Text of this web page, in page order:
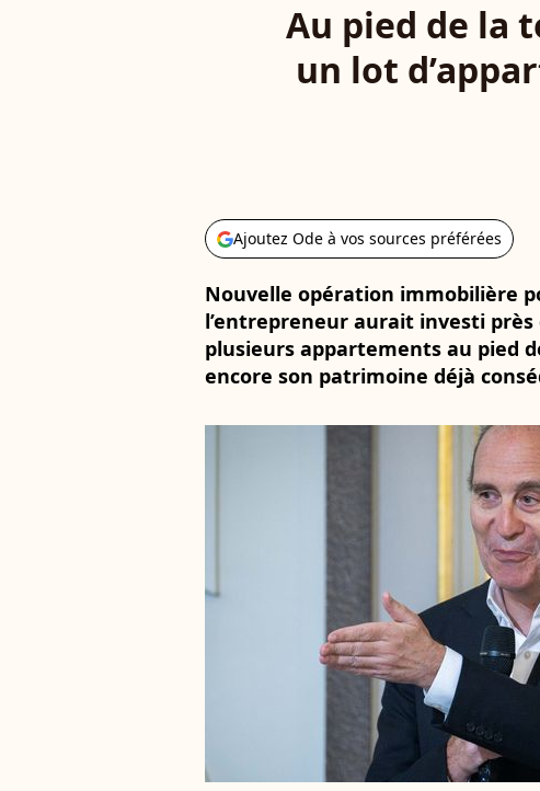
Au pied de la
un lot
Ajoutez Ode à vos sources préférées
Nouvelle opération immobilière
l’entrepreneur aurait investi près
plusieurs appartements au pied
encore son patrimoine déjà